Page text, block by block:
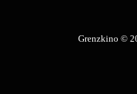
Grenzkino ©